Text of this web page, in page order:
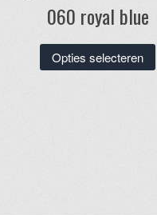
060 royal blue
Opties selecteren